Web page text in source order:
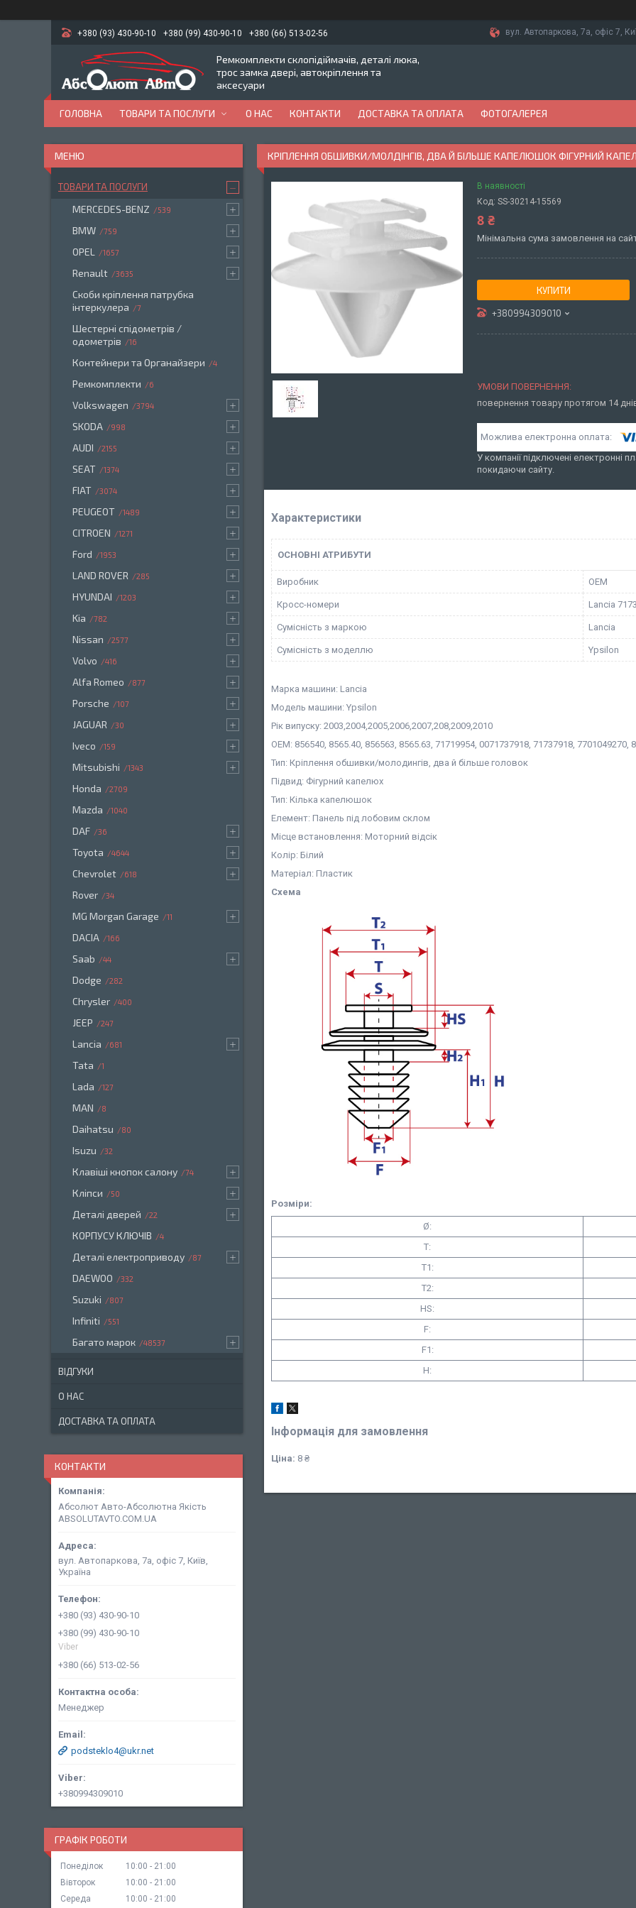
+380 (93) 430-90-10 +380 (99) 430-90-10 +380 (66) 513-02-56 вул. Автопаркова, 7а, офіс 7,
Ремкомплекти склопідіймачів, деталі люка,
трос замка двері, автокріплення та
аксесуари
ГОЛОВНА ТОВАРИ ТА ПОСЛУГИ О НАС КОНТАКТИ ДОСТАВКА ТА ОПЛАТА ФОТОГАЛЕРЕЯ
КРІПЛЕННЯ ОБШИВКИ/МОЛДІНГІВ, ДВА Й БІЛЬШЕ КАПЕЛЮШОК ФІГУРНИЙ
В наявності
Код: SS-30214-15569
8 ₴
Мінімальна сума замовлення на
КУПИТИ
+380994309010
повернення товару протягом 14
У компанії підключені електронні
покидаючи сайту.
Характеристики
ОСНОВНІ АТРИБУТИ
Виробник OEM
Кросс-номери Lancia
Сумісність з маркою Lancia
Сумісність з моделлю Ypsilon
Марка машини: Lancia
Модель машини: Ypsilon
Рік випуску: 2003,2004,2005,2006,2007,208,2009,2010
OEM: 856540, 8565.40, 856563, 8565.63, 71719954, 0071737918, 71737918, 7701049270,
Тип: Кріплення обшивки/молодингів, два й більше головок
Підвид: Фігурний капелюх
Тип: Кілька капелюшок
Елемент: Панель під лобовим склом
Місце встановлення: Моторний відсік
Колір: Білий
Матеріал: Пластик
Схема
Розміри:
Ø:
T:
T1:
Т2:
HS:
F:
F1:
H:
Інформація для замовлення
Ціна: 8 ₴
ТОВАРИ ТА ПОСЛУГИ
MERCEDES-BENZ 539
BMW 759
OPEL 1657
Renault 3635
Скоби кріплення патрубка
інтеркулера
7
Шестерні спідометрів /
одометрів
16
Контейнери та Органайзери 4
Ремкомплекти 6
Volkswagen 3794
SKODA 998
AUDI 2155
SEAT 1374
FIAT 3074
PEUGEOT 1489
CITROEN 1271
Ford 1953
LAND ROVER 285
HYUNDAI 1203
Kia 782
Nissan 2577
Volvo 416
Alfa Romeo 877
Porsche 107
JAGUAR 30
Iveco 159
Mitsubishi 1343
Honda 2709
Mazda 1040
DAF 36
Toyota 4644
Chevrolet 618
Rover 34
MG Morgan Garage 11
DACIA 166
Saab 44
Dodge 282
Chrysler 400
JEEP 247
Lancia 681
Tata 1
Lada 127
MAN 8
Daihatsu 80
Isuzu 32
Клавіші кнопок салону 74
Кліпси 50
Деталі дверей 22
КОРПУСУ КЛЮЧІВ 4
Деталі електроприводу 87
DAEWOO 332
Suzuki 807
Infiniti 551
Багато марок 48537
ВІДГУКИ
О НАС
ДОСТАВКА ТА ОПЛАТА
КОНТАКТИ
Абсолют Авто-Абсолютна Якість
ABSOLUTAVTO.COM.UA
вул. Автопаркова, 7а, офіс 7, Київ,
Україна
+380 (93) 430-90-10
+380 (99) 430-90-10
Viber
+380 (66) 513-02-56
Менеджер
podsteklo4@ukr.net
+380994309010
ГРАФІК РОБОТИ
Понеділок 10:00
21:00
Вівторок
10:00
21:00
Середа
10:00 21:00